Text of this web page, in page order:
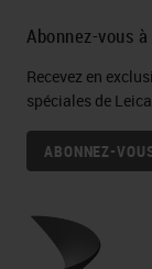
Abonnez-vous
Recevez en
spéciales de
ABONNEZ-